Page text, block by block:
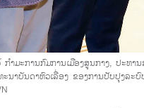
ກຳມະການກົມການເມືອງສູນກາງ, ປະທ
ະນາບັນດາຫົວເລື່ອງ ຂອງການປັບປຸງລ